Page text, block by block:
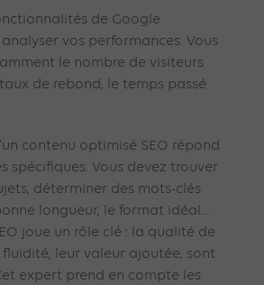
de Google
vos performances. Vous
le nombre de visiteurs
de rebond, le temps passé
contenu optimisé SEO répond
spécifiques. Vous devez trouver
déterminer des mots-clés
longueur, le format idéal…
joue un rôle clé : la qualité de
fluidité, leur valeur ajoutée, sont
expert prend en compte les